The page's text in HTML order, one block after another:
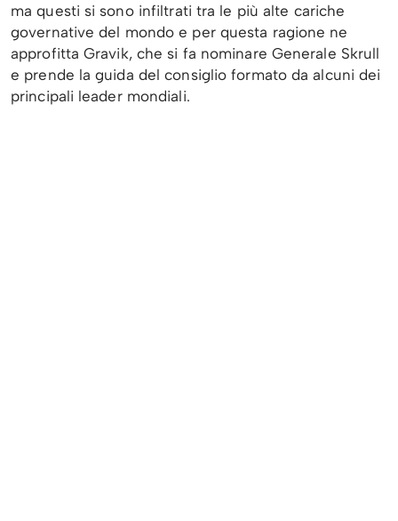
ma questi si sono infiltrati tra le più alte cariche
governative del mondo e per questa ragione ne
approfitta Gravik, che si fa nominare Generale Skrull
e prende la guida del consiglio formato da alcuni dei
principali leader mondiali.